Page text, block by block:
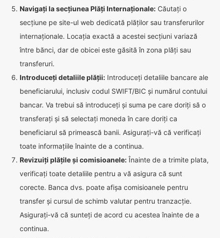
Navigați la secțiunea Plăți Internaționale: Căutați o
secțiune pe site-ul web dedicată plăților sau transferurilor
internaționale. Locația exactă a acestei secțiuni variază
între bănci, dar de obicei este găsită în zona plăți sau
transferuri.
Introduceți detaliile plății: Introduceți detaliile bancare ale
beneficiarului, inclusiv codul SWIFT/BIC și numărul contului
bancar. Va trebui să introduceți și suma pe care doriți să o
transferați și să selectați moneda în care doriți ca
beneficiarul să primească banii. Asigurați-vă că verificați
toate informațiile înainte de a continua.
Revizuiți plățile și comisioanele: Înainte de a trimite plata,
verificați toate detaliile pentru a vă asigura că sunt
corecte. Banca dvs. poate afișa comisioanele pentru
transfer și cursul de schimb valutar pentru tranzacție.
Asigurați-vă că sunteți de acord cu acestea înainte de a
continua.